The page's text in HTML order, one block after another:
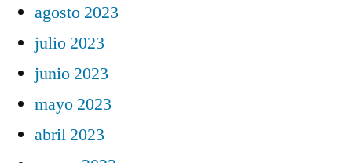
agosto 2023
julio 2023
junio 2023
mayo 2023
abril 2023